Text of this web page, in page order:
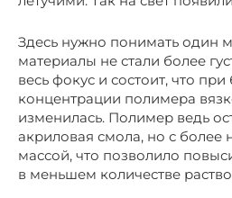
Здесь нужно понимать один
материалы не стали более
весь фокус и состоит, что
концентрации полимера
изменилась. Полимер ведь
акриловая смола, но с более
массой, что позволило
в меньшем количестве